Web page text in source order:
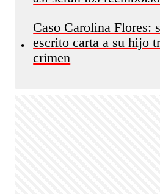
•
Caso Carolina Flores:
escrito carta a su hijo
crimen